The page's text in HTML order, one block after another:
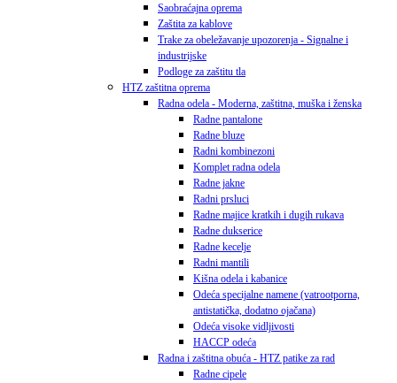
Saobraćajna oprema
Zaštita za kablove
Trake za obeležavanje upozorenja - Signalne i
industrijske
Podloge za zaštitu tla
HTZ zaštitna oprema
Radna odela - Moderna, zaštitna, muška i ženska
Radne pantalone
Radne bluze
Radni kombinezoni
Komplet radna odela
Radne jakne
Radni prsluci
Radne majice kratkih i dugih rukava
Radne dukserice
Radne kecelje
Radni mantili
Kišna odela i kabanice
Odeća specijalne namene (vatrootporna,
antistatička, dodatno ojačana)
Odeća visoke vidljivosti
HACCP odeća
Radna i zaštitna obuća - HTZ patike za rad
Radne cipele